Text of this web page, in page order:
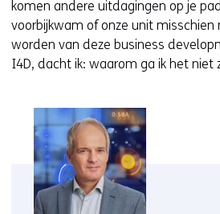
komen andere uitdagingen op je
voorbijkwam of onze unit
worden van deze business
I4D, dacht ik: waarom ga ik het niet